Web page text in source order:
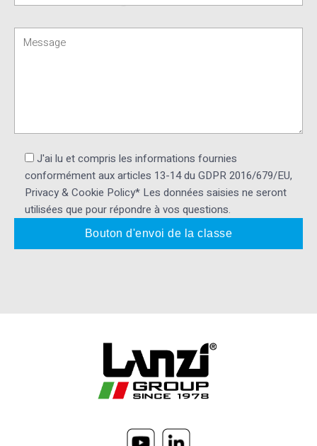
J'ai lu et compris les informations fournies
conformément aux articles 13-14 du GDPR 2016/679/EU,
Privacy & Cookie Policy* Les données saisies ne seront
utilisées que pour répondre à vos questions.